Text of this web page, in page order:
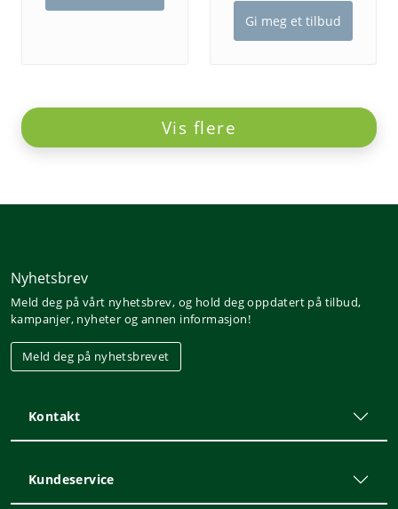
Gi meg et tilbud
Vis flere
Nyhetsbrev
Meld deg på vårt nyhetsbrev, og hold deg oppdatert på tilbud,
kampanjer, nyheter og annen informasjon!
Meld deg på nyhetsbrevet
Kontakt
Kundeservice